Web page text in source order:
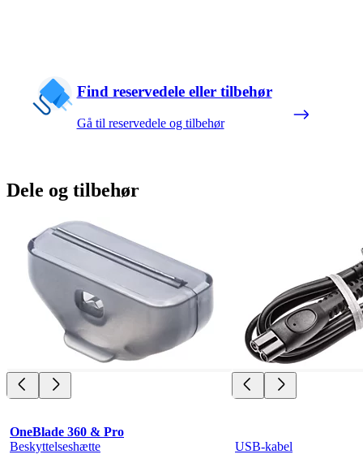
Find reservedele eller tilbehør
Gå til reservedele og tilbehør
Dele og tilbehør
OneBlade 360 & Pro
Beskyttelseshætte
USB-kabel